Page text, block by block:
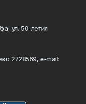
ул. 50-летия
2728569, e-mail: